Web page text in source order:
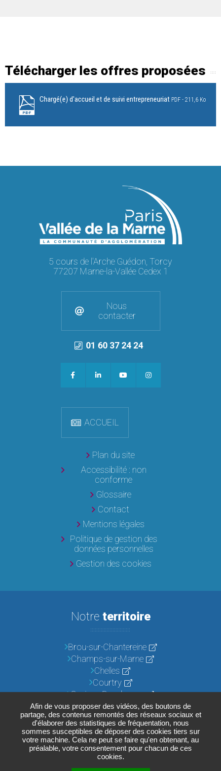
Afin de vous proposer des vidéos, des boutons de
partage, des contenus remontés des réseaux sociaux et
d'élaborer des statistiques de fréquentation, nous
sommes susceptibles de déposer des cookies tiers sur
votre machine. Cela ne peut se faire qu'en obtenant, au
préalable, votre consentement pour chacun de ces
cookies.
Télécharger les offres proposées
Chargé(e) d'accueil et de suivi entrepreneuriat PDF 211,6 Ko
5 cours de l'Arche Guédon, Torcy
77207 Marne-la-Vallée Cedex 1
Nous
contacter
01 60 37 24 24
ACCUEIL
Plan du site
Accessibilité : non
conforme
Glossaire
Contact
Mentions légales
Politique de gestion des
données personnelles
Gestion des cookies
Notre territoire
Brou-sur-Chantereine
Champs-sur-Marne
Chelles
Courtry
Croissy-Beaubourg
Emerainville
Lognes
Noisiel
Pontault-Combault
Roissy-en-Brie